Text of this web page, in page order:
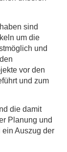
sind
um die
und
vor den
und zum
die damit
Planung und
Auszug der